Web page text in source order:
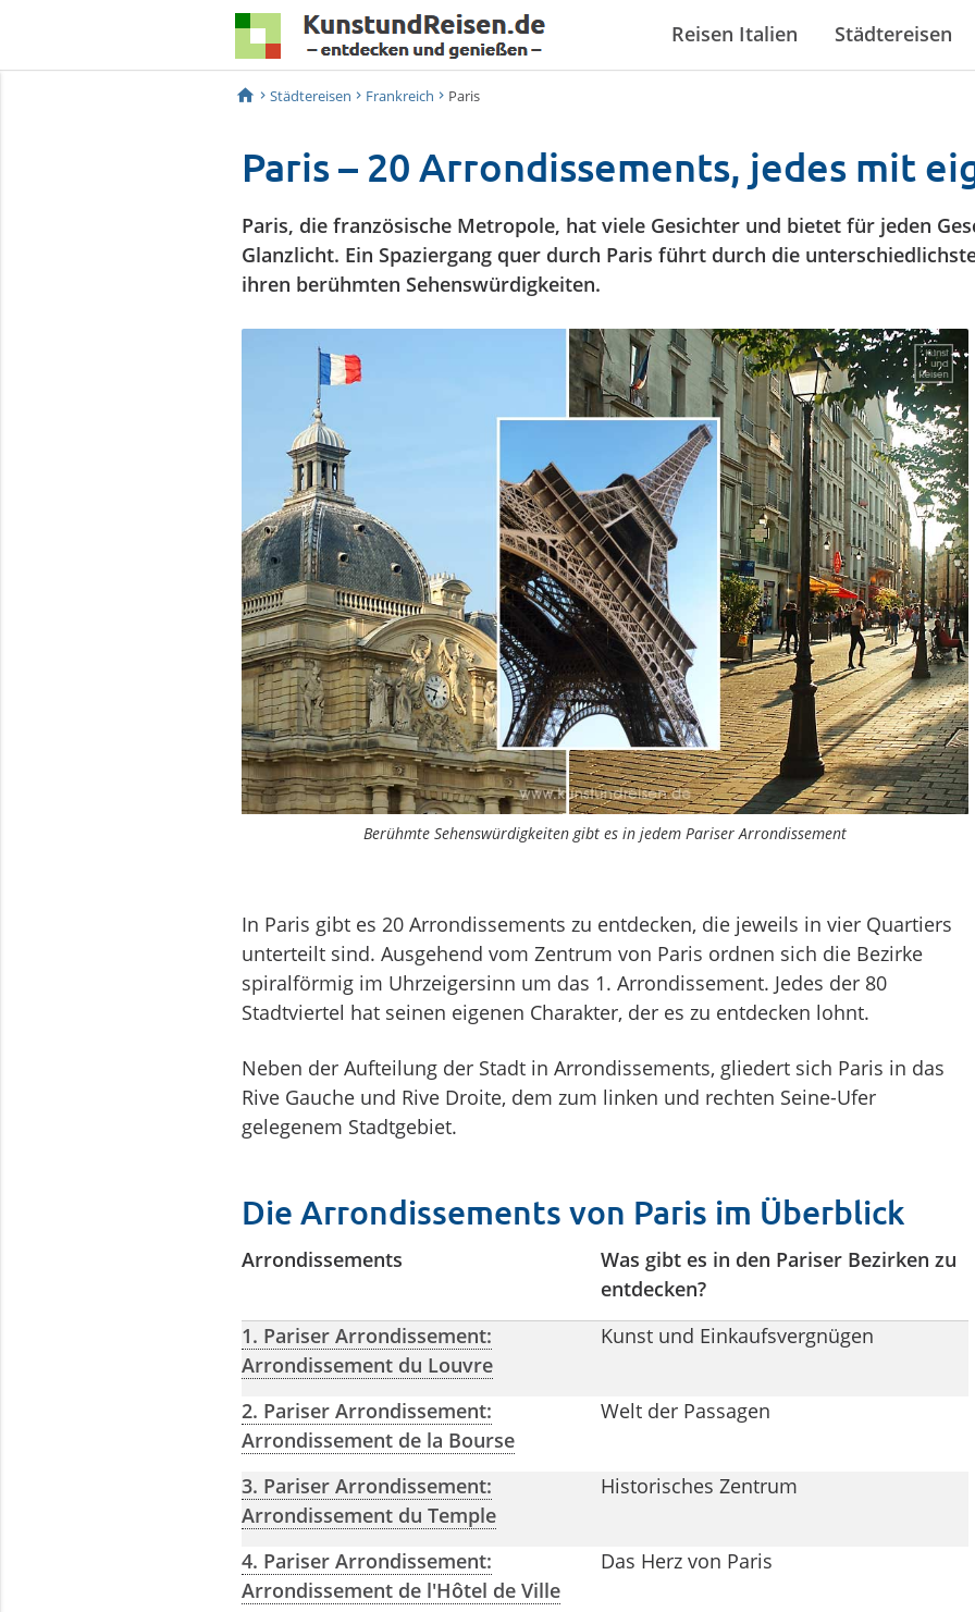
Reisen Italien Städtereisen
home Städtereisen Frankreich Paris
Paris – 20 Arrondis­se­ments, jedes mit
Paris, die französische Metropole, hat viele Gesichter und bietet für jeden
Glanzlicht. Ein Spaziergang quer durch Paris führt durch die
ihren berühmten Sehenswürdigkeiten.
Berühmte Sehenswürdigkeiten gibt es in jedem Pariser Arrondissement
In Paris gibt es 20 Ar­rondis­se­ments zu entdecken, die jeweils in vier Quartiers
unterteilt sind. Ausgehend vom Zentrum von Paris ordnen sich die Bezirke
spiralförmig im Uhr­zeiger­sinn um das 1. Arrondissement. Jedes der 80
Stadtviertel hat seinen eigenen Charakter, der es zu entdecken lohnt.
Neben der Aufteilung der Stadt in Arrondissements, gliedert sich Paris in das
Rive Gauche und Rive Droite, dem zum linken und rechten Seine-Ufer
gelegenem Stadtgebiet.
Die Arrondissements von Paris im Überblick
Arrondissements
Was gibt es in den Pariser Bezirken zu
entdecken?
1. Pariser Arrondissement:
Arrondissement du Louvre
Kunst und Ein­kaufsvergnügen
2. Pariser Arrondissement:
Arrondissement de la Bourse
Welt der Passagen
3. Pariser Arrondissement:
Arrondissement du Temple
Historisches Zentrum
4. Pariser Arrondissement:
Arrondissement de ­l'Hôtel de Ville
Das Herz von Paris